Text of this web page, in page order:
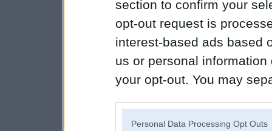
section to confirm your
opt-out request is
interest-based ads based
us or personal
your opt-out. You may
Personal Data Processing Opt Outs